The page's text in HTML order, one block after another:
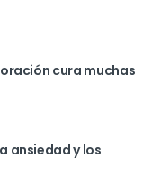
cura muchas
ansiedad y los